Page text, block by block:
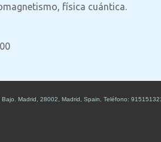
física cuántica.
Bajo Madrid 28002 Madrid Spain Teléfono: